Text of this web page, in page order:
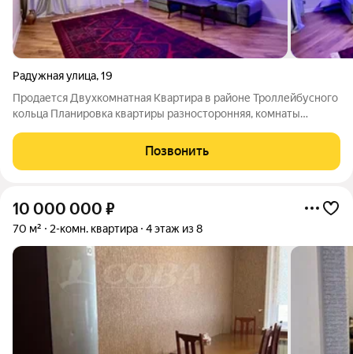
Радужная улица,19
Продается Двухкомнатная Kвaртирa в районе Троллейбусного
кольца Планировка квартиры разносторонняя, комнаты
Ремонт свежий. Двор закрытый с парковочными местами.
Район удобный с отличнoй
Позвонить
10 000 000 ₽
70 м² 2-комн. квартира 4 этаж из 8